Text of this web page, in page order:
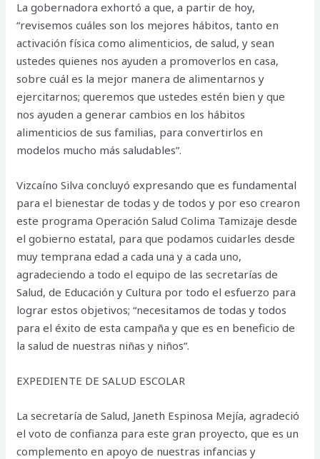
La gobernadora exhortó a que, a partir de hoy,
“revisemos cuáles son los mejores hábitos, tanto en
activación física como alimenticios, de salud, y sean
ustedes quienes nos ayuden a promoverlos en casa,
sobre cuál es la mejor manera de alimentarnos y
ejercitarnos; queremos que ustedes estén bien y que
nos ayuden a generar cambios en los hábitos
alimenticios de sus familias, para convertirlos en
modelos mucho más saludables”.
Vizcaíno Silva concluyó expresando que es fundamental
para el bienestar de todas y de todos y por eso crearon
este programa Operación Salud Colima Tamizaje desde
el gobierno estatal, para que podamos cuidarles desde
muy temprana edad a cada una y a cada uno,
agradeciendo a todo el equipo de las secretarías de
Salud, de Educación y Cultura por todo el esfuerzo para
lograr estos objetivos; “necesitamos de todas y todos
para el éxito de esta campaña y que es en beneficio de
la salud de nuestras niñas y niños”.
EXPEDIENTE DE SALUD ESCOLAR
La secretaría de Salud, Janeth Espinosa Mejía, agradeció
el voto de confianza para este gran proyecto, que es un
complemento en apoyo de nuestras infancias y